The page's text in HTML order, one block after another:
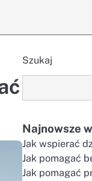
Szukaj
Najnowsze
Jak wspierać
Jak pomagać
Jak pomagać